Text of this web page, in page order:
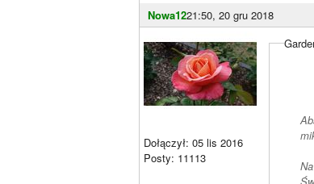
Nowa1221:50, 20 gru 2018
Dołączył: 05 lis 2016
Posty: 11113